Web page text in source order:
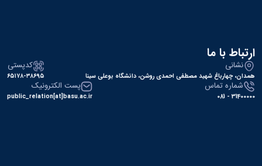
ارتباط با ما
نشانی
همدان، چهارباغ شهید مصطفی احمدی روشن، دانشگاه بوعلی سینا
کدپستی
۶۵۱۷۸-۳۸۶۹۵
شماره تماس
31400000 - 081
پست الکترونیک
public_relation[at]basu.ac.ir